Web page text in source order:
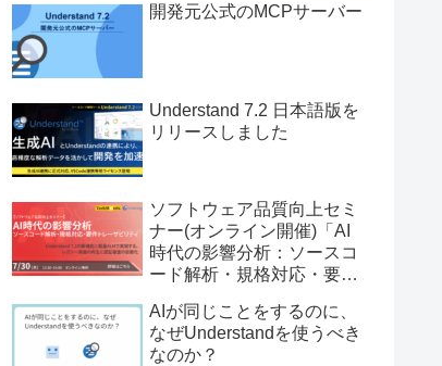
開発元公式のMCPサーバー
Understand 7.2 日本語版を
リリースしました
ソフトウェア品質向上セミ
ナー(オンライン開催)「AI
時代の影響分析：ソースコ
ード解析・規格対応・要件
AIが同じことをするのに、
なぜUnderstandを使うべき
なのか？